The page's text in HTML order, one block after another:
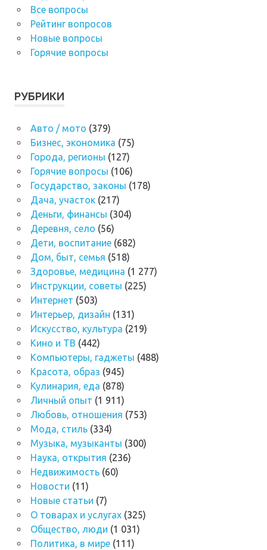
Все вопросы
Рейтинг вопросов
Новые вопросы
Горячие вопросы
РУБРИКИ
Авто / мото (379)
Бизнес, экономика (75)
Города, регионы (127)
Горячие вопросы (106)
Государство, законы (178)
Дача, участок(217)
Деньги, финансы (304)
Деревня, село (56)
Дети, воспитание(682)
Дом, быт, семья (518)
Здоровье, медицина (1 277)
Инструкции, советы (225)
Интернет (503)
Интерьер, дизайн (131)
Искусство, культура (219)
Кино и ТВ (442)
Компьютеры, гаджеты (488)
Красота, образ (945)
Кулинария, еда (878)
Личный опыт (1 911)
Любовь, отношения (753)
Мода, стиль(334)
Музыка, музыканты (300)
Наука, открытия (236)
Недвижимость(60)
Новости (11)
Новые статьи (7)
О товарах и услугах(325)
Общество, люди (1 031)
Политика, в мире(111)